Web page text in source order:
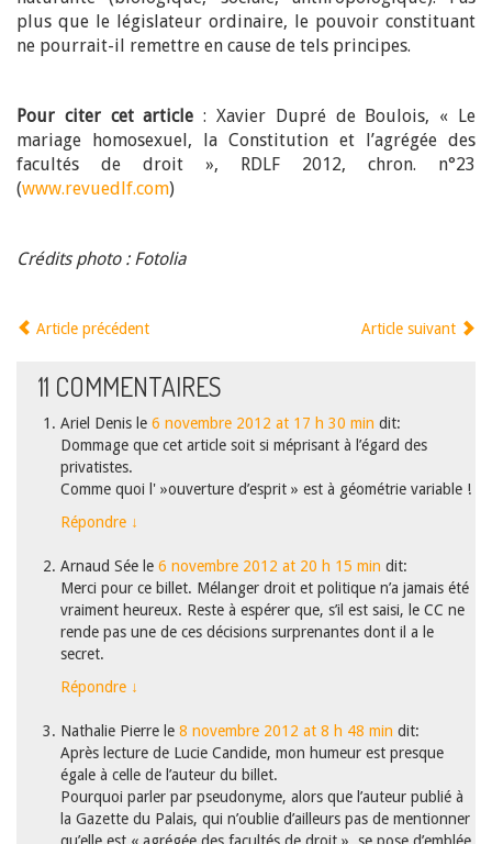
plus que le législateur ordinaire, le pouvoir constituant
ne pourrait-il remettre en cause de tels principes.
Pour citer cet article: Xavier Dupré de Boulois, « Le
mariage homosexuel, la Constitution et l’agrégée des
facultés de droit », RDLF 2012, chron. n°23
(www.revuedlf.com)
Crédits photo : Fotolia
Article précédent Article suivant
11 COMMENTAIRES
Ariel Denis le 6 novembre 2012 at 17 h 30 min dit:
Dommage que cet article soit si méprisant à l’égard des
privatistes.
Comme quoi l' »ouverture d’esprit » est à géométrie variable !
Répondre ↓
Arnaud Sée le 6 novembre 2012 at 20 h 15 min dit:
Merci pour ce billet. Mélanger droit et politique n’a jamais été
vraiment heureux. Reste à espérer que, s’il est saisi, le CC ne
rende pas une de ces décisions surprenantes dont il a le
secret.
Répondre ↓
Nathalie Pierre le 8 novembre 2012 at 8 h 48 min dit:
Après lecture de Lucie Candide, mon humeur est presque
égale à celle de l’auteur du billet.
Pourquoi parler par pseudonyme, alors que l’auteur publié à
la Gazette du Palais, qui n’oublie d’ailleurs pas de mentionner